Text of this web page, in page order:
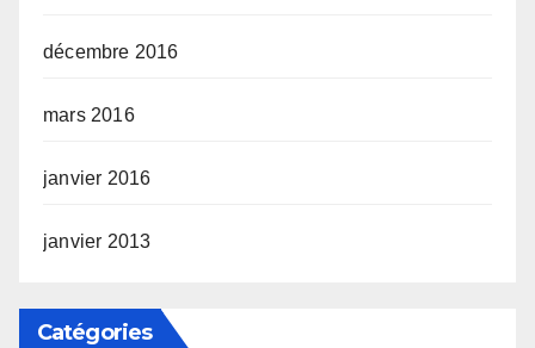
décembre 2016
mars 2016
janvier 2016
janvier 2013
Catégories